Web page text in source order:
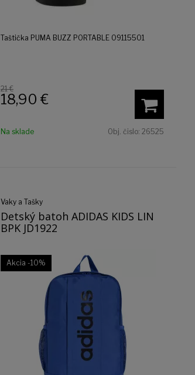
Taštička PUMA BUZZ PORTABLE 09115501
21 €
18,90 €
Na sklade Obj. čislo: 26525
Vaky a Tašky
Detský batoh ADIDAS KIDS LIN
BPK JD1922
Akcia -10%